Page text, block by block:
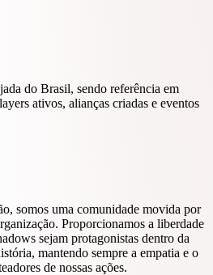
do Brasil, sendo referência em
ativos, alianças criadas e eventos
somos uma comunidade movida por
. Proporcionamos a liberdade
sejam protagonistas dentro da
mantendo sempre a empatia e o
de nossas ações.